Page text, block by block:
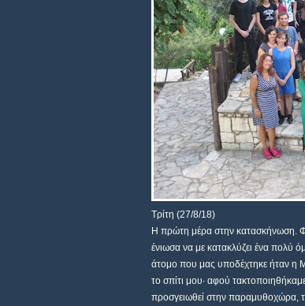
Τρίτη (27/8/18)
Η πρώτη μέρα στην κατασκήνωση.
ένιωσα να με κατακλύζει ένα πολύ
άτομο που μας υποδέχτηκε ήταν η
το σπίτι μου∙ αφού
προσγειωθεί στην παραμυθοχώρα,